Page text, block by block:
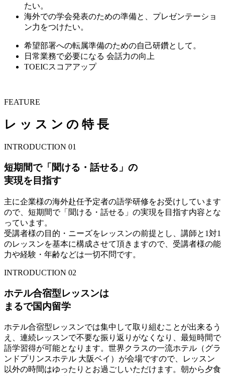
たい。
海外での学会発表のための準備と、プレゼンテーショ
ン力をつけたい。
希望部署への転属準備のための自己研鑽として。
日常業務で必要になる 会話力の向上
TOEICスコアアップ
FEATURE
レ ッ ス ン の 特 長
INTRODUCTION 01
短期間で「聞ける・話せる」の
実現を目指す
主に企業様の海外赴任予定者の語学研修をお受けしています
ので、短期間で「聞ける・話せる」の実現を目指す内容とな
っています。
受講者様の目的・ニーズをレッスンの前提とし、講師と1対1
のレッスンを基本に構成させて頂きますので、受講者様の能
力や経験・年齢などは一切不問です。
INTRODUCTION 02
ホテル合宿型レッスンは
まるで国内留学
ホテル合宿型レッスンでは集中して取り組むことが出来るう
え、連続レッスンで不要な振り返りがなくなり、最短時間で
語学習得が可能となります。世界クラスの一流ホテル（グラ
ンドプリンスホテル 大阪ベイ）が会場ですので、レッスン
以外の時間はゆったりとお過ごしいただけます。朝から夕食